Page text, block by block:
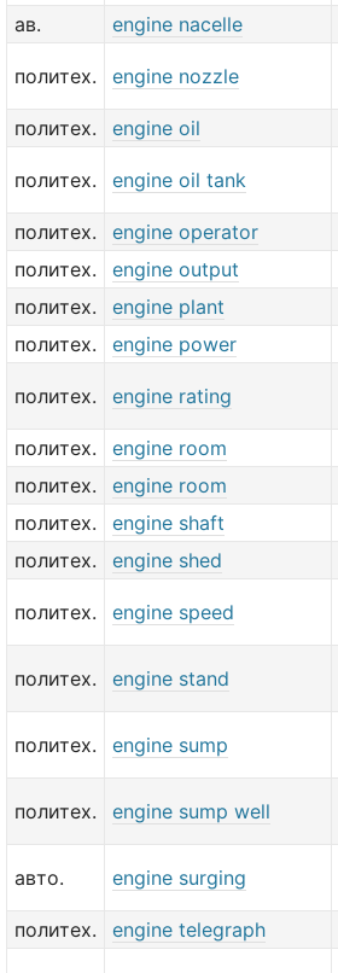
ав.
engine nacelle
политех. engine nozzle
политех.
engine oil
политех. engine oil tank
политех.
engine operator
политех.
engine output
политех.
engine plant
политех.
engine power
политех. engine rating
политех.
engine room
политех.
engine room
политех.
engine shaft
политех.
engine shed
политех. engine speed
политех. engine stand
политех. engine sump
политех. engine sump well
авто. engine surging
политех.
engine telegraph